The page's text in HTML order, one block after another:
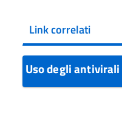
Link correlati
Uso degli